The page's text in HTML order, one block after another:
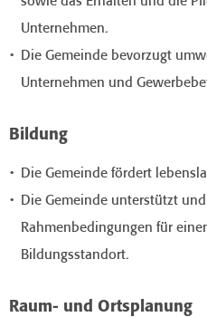
Unternehmen.
Die Gemeinde bevorzugt
Unternehmen und
Bildung
Die Gemeinde fördert
Die Gemeinde unterstützt
Rahmenbedingungen für
Bildungsstandort.
Raum- und Ortsplanung